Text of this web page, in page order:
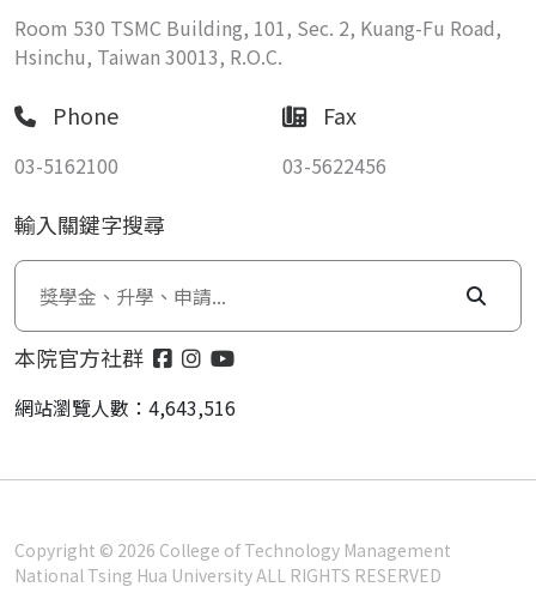
Room 530 TSMC Building, 101, Sec. 2, Kuang-Fu Road,
Hsinchu, Taiwan 30013, R.O.C.
Phone
03-5162100
Fax
03-5622456
輸入關鍵字搜尋
本院官方社群
網站瀏覽人數：4,643,516
Copyright © 2026 College of Technology Management
National Tsing Hua University ALL RIGHTS RESERVED